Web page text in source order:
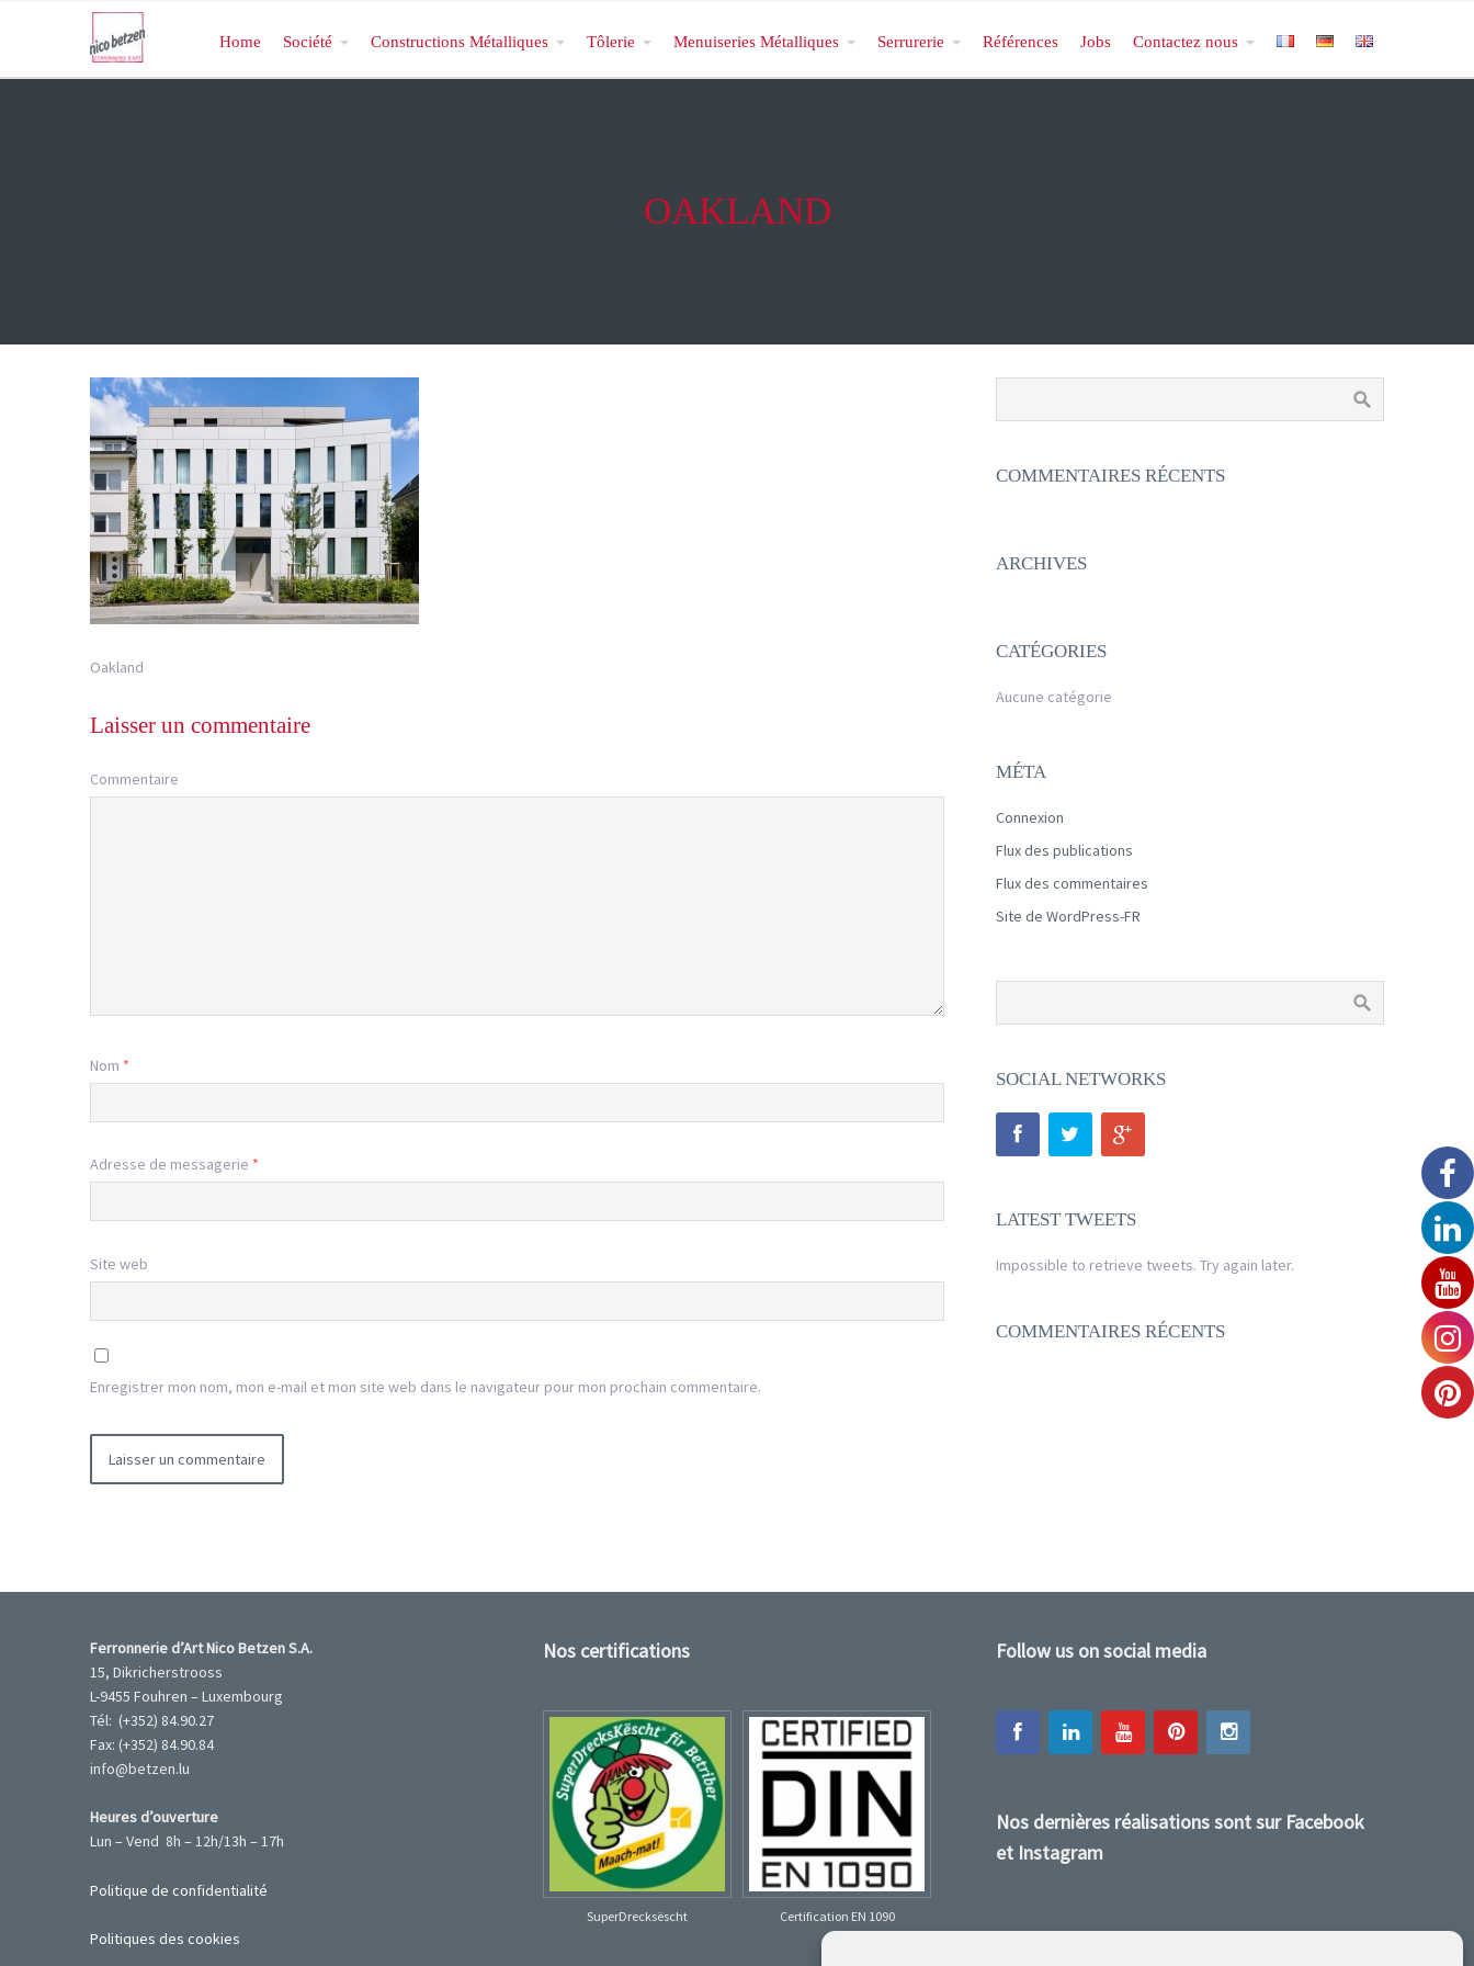
Home Société Constructions Métalliques Tôlerie Menuiseries Métalliques Serrurerie Références Jobs Contactez nous
OAKLAND
Oakland
Laisser un commentaire
Commentaire
Nom *
Adresse de messagerie *
Site web
Enregistrer mon nom, mon e-mail et mon site web dans le navigateur pour mon prochain commentaire.
COMMENTAIRES RÉCENTS
ARCHIVES
CATÉGORIES
Aucune catégorie
MÉTA
Connexion
Flux des publications
Flux des commentaires
Site de WordPress-FR
SOCIAL NETWORKS
LATEST TWEETS
Impossible to retrieve tweets. Try again later.
COMMENTAIRES RÉCENTS
Ferronnerie d’Art Nico Betzen S.A.
15, Dikricherstrooss
L-9455 Fouhren – Luxembourg
Tél: (+352) 84.90.27
Fax: (+352) 84.90.84
info@betzen.lu
Heures d’ouverture
Lun – Vend 8h – 12h/13h – 17h
Politique de confidentialité
Politiques des cookies
Nos certifications
SuperDrecksëscht Certification EN 1090
Follow us on social media
Nos dernières réalisations sont sur Facebook
et Instagram